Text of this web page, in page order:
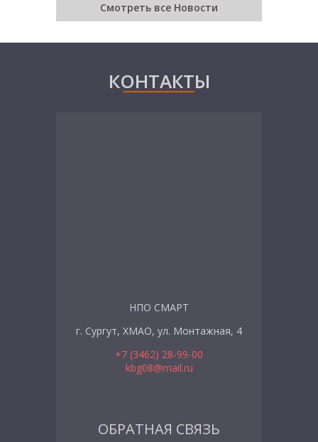
Смотреть все Новости
КОНТАКТЫ
НПО СМАРТ
г. Сургут, ХМАО, ул. Монтажная, 4
+7 (3462) 28-99-00
kbg08@mail.ru
ОБРАТНАЯ СВЯЗЬ